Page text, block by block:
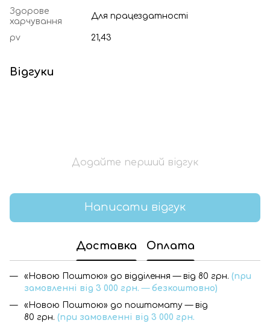
Здорове
харчування
Для працездатності
pv 21,43
Відгуки
Додайте перший відгук
Написати відгук
Доставка Оплата
«Новою Поштою» до відділення — від 80 грн. (при
замовленні від 3 000 грн.—безкоштовно)
«Новою Поштою» до поштомату — від
80 грн. (при замовленні від 3 000 грн.